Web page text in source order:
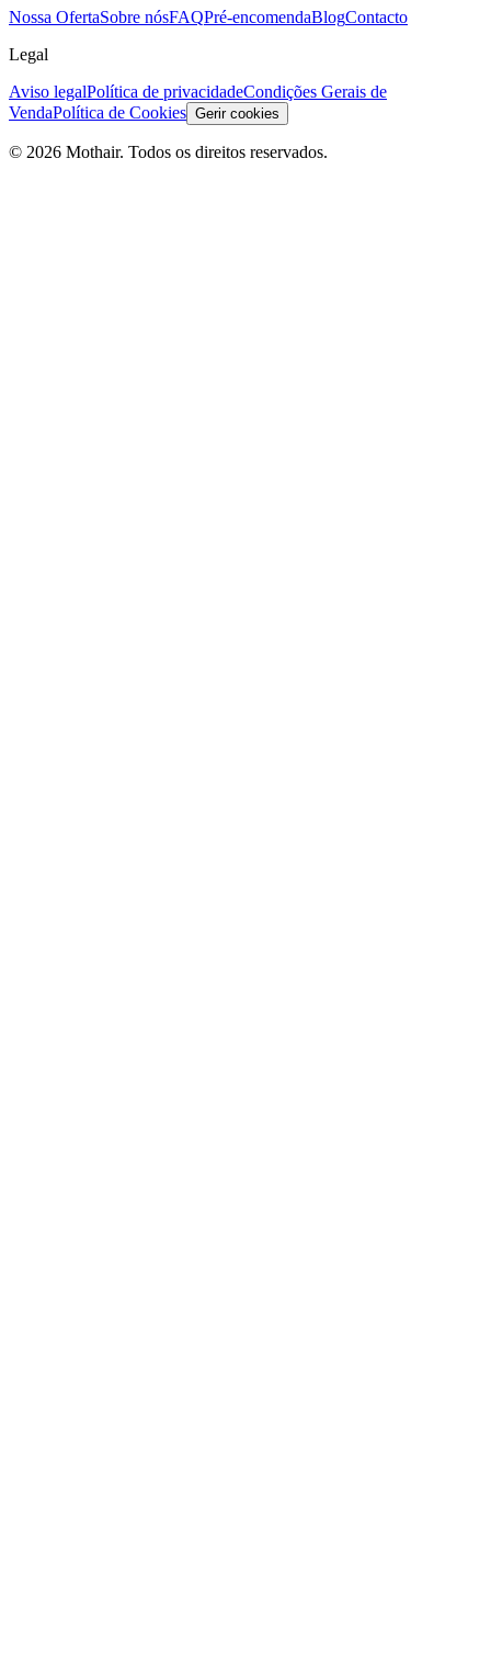
Nossa OfertaSobre nósFAQPré-encomendaBlogContacto
Legal
Aviso legalPolítica de privacidadeCondições Gerais de
VendaPolítica de Cookies Gerir cookies
© 2026 Mothair. Todos os direitos reservados.